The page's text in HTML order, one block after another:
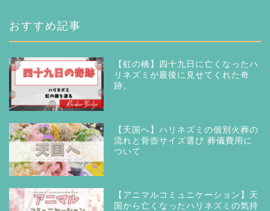
おすすめ記事
【虹の橋】四十九日に亡くなったハ
リネズミが最後に見せてくれた奇
跡。
【天国へ】ハリネズミの個別火葬の
流れと骨壺サイズ選び 葬儀費用に
ついて
【アニマルコミュニケーション】天
国から亡くなったハリネズミの気持